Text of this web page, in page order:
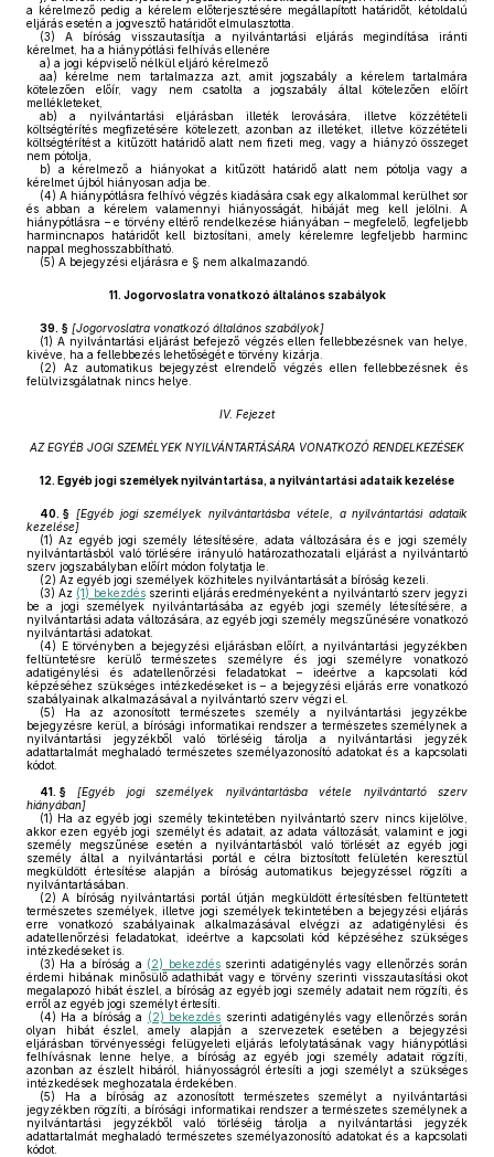
a kérelmező pedig a kérelem előterjesztésére megállapított határidőt, kétoldalú
eljárás esetén a jogvesztő határidőt elmulasztotta.
(3) A bíróság visszautasítja a nyilvántartási eljárás megindítása iránti
kérelmet, ha a hiánypótlási felhívás ellenére
a) a jogi képviselő nélkül eljáró kérelmező
aa) kérelme nem tartalmazza azt, amit jogszabály a kérelem tartalmára
kötelezően előír, vagy nem csatolta a jogszabály által kötelezően előírt
mellékleteket,
ab) a nyilvántartási eljárásban illeték lerovására, illetve közzétételi
költségtérítés megfizetésére kötelezett, azonban az illetéket, illetve közzétételi
költségtérítést a kitűzött határidő alatt nem fizeti meg, vagy a hiányzó összeget
nem pótolja,
b) a kérelmező a hiányokat a kitűzött határidő alatt nem pótolja vagy a
kérelmet újból hiányosan adja be.
(4) A hiánypótlásra felhívó végzés kiadására csak egy alkalommal kerülhet sor
és abban a kérelem valamennyi hiányosságát, hibáját meg kell jelölni. A
hiánypótlásra – e törvény eltérő rendelkezése hiányában – megfelelő, legfeljebb
harmincnapos határidőt kell biztosítani, amely kérelemre legfeljebb harminc
nappal meghosszabbítható.
(5) A bejegyzési eljárásra e § nem alkalmazandó.
11. Jogorvoslatra vonatkozó általános szabályok
39. § [Jogorvoslatra vonatkozó általános szabályok]
(1) A nyilvántartási eljárást befejező végzés ellen fellebbezésnek van helye,
kivéve, ha a fellebbezés lehetőségét e törvény kizárja.
(2) Az automatikus bejegyzést elrendelő végzés ellen fellebbezésnek és
felülvizsgálatnak nincs helye.
IV. Fejezet
AZ EGYÉB JOGI SZEMÉLYEK NYILVÁNTARTÁSÁRA VONATKOZÓ RENDELKEZÉSEK
12. Egyéb jogi személyek nyilvántartása, a nyilvántartási adataik kezelése
40. § [Egyéb jogi személyek nyilvántartásba vétele, a nyilvántartási adataik
kezelése]
(1) Az egyéb jogi személy létesítésére, adata változására és e jogi személy
nyilvántartásból való törlésére irányuló határozathozatali eljárást a nyilvántartó
szerv jogszabályban előírt módon folytatja le.
(2) Az egyéb jogi személyek közhiteles nyilvántartását a bíróság kezeli.
(3) Az (1) bekezdésszerinti eljárás eredményeként a nyilvántartó szerv jegyzi
be a jogi személyek nyilvántartásába az egyéb jogi személy létesítésére, a
nyilvántartási adata változására, az egyéb jogi személy megszűnésére vonatkozó
nyilvántartási adatokat.
(4) E törvényben a bejegyzési eljárásban előírt, a nyilvántartási jegyzékben
feltüntetésre kerülő természetes személyre és jogi személyre vonatkozó
adatigénylési és adatellenőrzési feladatokat – ideértve a kapcsolati kód
képzéséhez szükséges intézkedéseket is – a bejegyzési eljárás erre vonatkozó
szabályainak alkalmazásával a nyilvántartó szerv végzi el.
(5) Ha az azonosított természetes személy a nyilvántartási jegyzékbe
bejegyzésre kerül, a bírósági informatikai rendszer a természetes személynek a
nyilvántartási jegyzékből való törléséig tárolja a nyilvántartási jegyzék
adattartalmát meghaladó természetes személyazonosító adatokat és a kapcsolati
kódot.
41. § [Egyéb jogi személyek nyilvántartásba vétele nyilvántartó szerv
hiányában]
(1) Ha az egyéb jogi személy tekintetében nyilvántartó szerv nincs kijelölve,
akkor ezen egyéb jogi személyt és adatait, az adata változását, valamint e jogi
személy megszűnése esetén a nyilvántartásból való törlését az egyéb jogi
személy által a nyilvántartási portál e célra biztosított felületén keresztül
megküldött értesítése alapján a bíróság automatikus bejegyzéssel rögzíti a
nyilvántartásában.
(2) A bíróság nyilvántartási portál útján megküldött értesítésben feltüntetett
természetes személyek, illetve jogi személyek tekintetében a bejegyzési eljárás
erre vonatkozó szabályainak alkalmazásával elvégzi az adatigénylési és
adatellenőrzési feladatokat, ideértve a kapcsolati kód képzéséhez szükséges
intézkedéseket is.
(3) Ha a bíróság a (2) bekezdésszerinti adatigénylés vagy ellenőrzés során
érdemi hibának minősülő adathibát vagy e törvény szerinti visszautasítási okot
megalapozó hibát észlel, a bíróság az egyéb jogi személy adatait nem rögzíti, és
erről az egyéb jogi személyt értesíti.
(4) Ha a bíróság a (2) bekezdés szerinti adatigénylés vagy ellenőrzés során
olyan hibát észlel, amely alapján a szervezetek esetében a bejegyzési
eljárásban törvényességi felügyeleti eljárás lefolytatásának vagy hiánypótlási
felhívásnak lenne helye, a bíróság az egyéb jogi személy adatait rögzíti,
azonban az észlelt hibáról, hiányosságról értesíti a jogi személyt a szükséges
intézkedések meghozatala érdekében.
(5) Ha a bíróság az azonosított természetes személyt a nyilvántartási
jegyzékben rögzíti, a bírósági informatikai rendszer a természetes személynek a
nyilvántartási jegyzékből való törléséig tárolja a nyilvántartási jegyzék
adattartalmát meghaladó természetes személyazonosító adatokat és a kapcsolati
kódot.